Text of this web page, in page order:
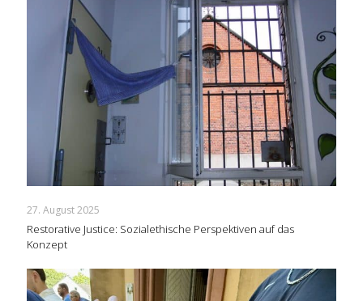
27. August 2025
Restorative Justice: Sozialethische Perspektiven auf das
Konzept